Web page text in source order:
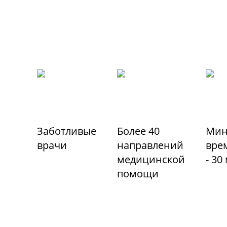
Заботливые
врачи
Более 40
направлений
медицинской
помощи
- 30